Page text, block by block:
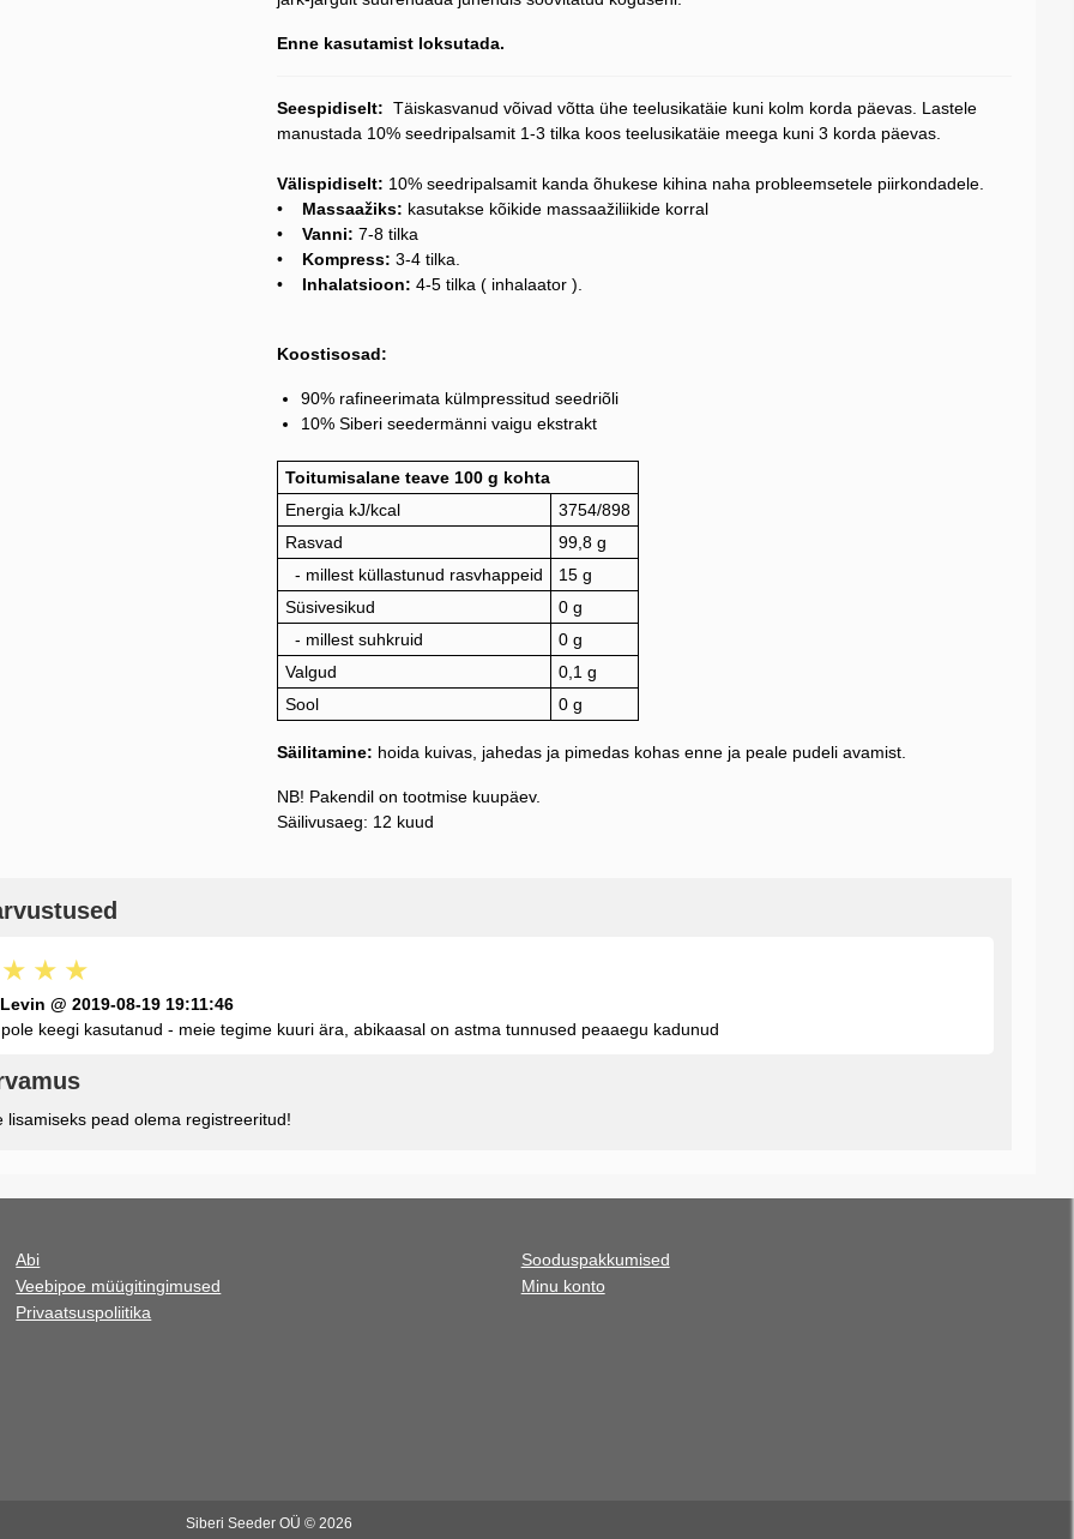
Enne kasutamist loksutada.
Seespidiselt: Täiskasvanud võivad võtta ühe teelusikatäie kuni kolm korda päevas. Lastele
manustada 10% seedripalsamit 1-3 tilka koos teelusikatäie meega kuni 3 korda päevas.
Välispidiselt: 10% seedripalsamit kanda õhukese kihina naha probleemsetele piirkondadele.
• Massaažiks: kasutakse kõikide massaažiliikide korral
• Vanni: 7-8 tilka
• Kompress: 3-4 tilka.
•
Inhalatsioon: 4-5 tilka ( inhalaator ).
Koostisosad:
90% rafineerimata külmpressitud seedriõli
10% Siberi seedermänni vaigu ekstrakt
Toitumisalane teave 100 g kohta
Energia kJ/kcal
3754/898
Rasvad
99,8 g
- millest küllastunud rasvhappeid
15 g
Süsivesikud
0 g
- millest suhkruid
0 g
Valgud
0,1 g
Sool
0 g
Säilitamine: hoida kuivas, jahedas ja pimedas kohas enne ja peale pudeli avamist.
NB! Pakendil on tootmise kuupäev.
Säilivusaeg: 12 kuud
★ ★ ★
@ 2019-08-19 19:11:46
keegi kasutanud - meie tegime kuuri ära, abikaasal on astma tunnused peaaegu kadunud
lisamiseks pead olema registreeritud!
Abi
Veebipoe müügitingimused
Privaatsuspoliitika
Sooduspakkumised
Minu konto
Siberi Seeder OÜ © 2026